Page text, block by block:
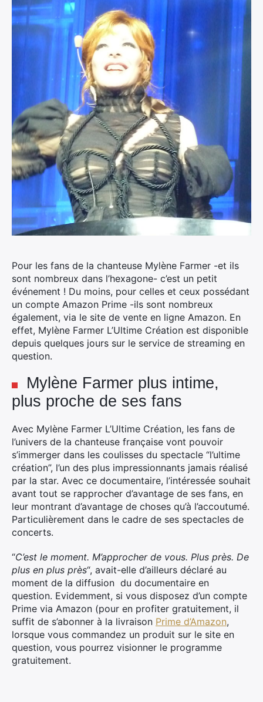
Pour les fans de la chanteuse Mylène Farmer -et ils
sont nombreux dans l’hexagone- c’est un petit
événement ! Du moins, pour celles et ceux possédant
un compte Amazon Prime -ils sont nombreux
également, via le site de vente en ligne Amazon. En
effet, Mylène Farmer L’Ultime Création est disponible
depuis quelques jours sur le service de streaming en
question.
Mylène Farmer plus intime,
plus proche de ses fans
Avec Mylène Farmer L’Ultime Création, les fans de
l’univers de la chanteuse française vont pouvoir
s’immerger dans les coulisses du spectacle “l’ultime
création”, l’un des plus impressionnants jamais réalisé
par la star. Avec ce documentaire, l’intéressée souhait
avant tout se rapprocher d’avantage de ses fans, en
leur montrant d’avantage de choses qu’à l’accoutumé.
Particulièrement dans le cadre de ses spectacles de
concerts.
“C’est le moment. M’approcher de vous. Plus près. De
plus en plus près“, avait-elle d’ailleurs déclaré au
moment de la diffusion du documentaire en
question. Evidemment, si vous disposez d’un compte
Prime via Amazon (pour en profiter gratuitement, il
suffit de s’abonner à la livraison Prime d’Amazon,
lorsque vous commandez un produit sur le site en
question, vous pourrez visionner le programme
gratuitement.